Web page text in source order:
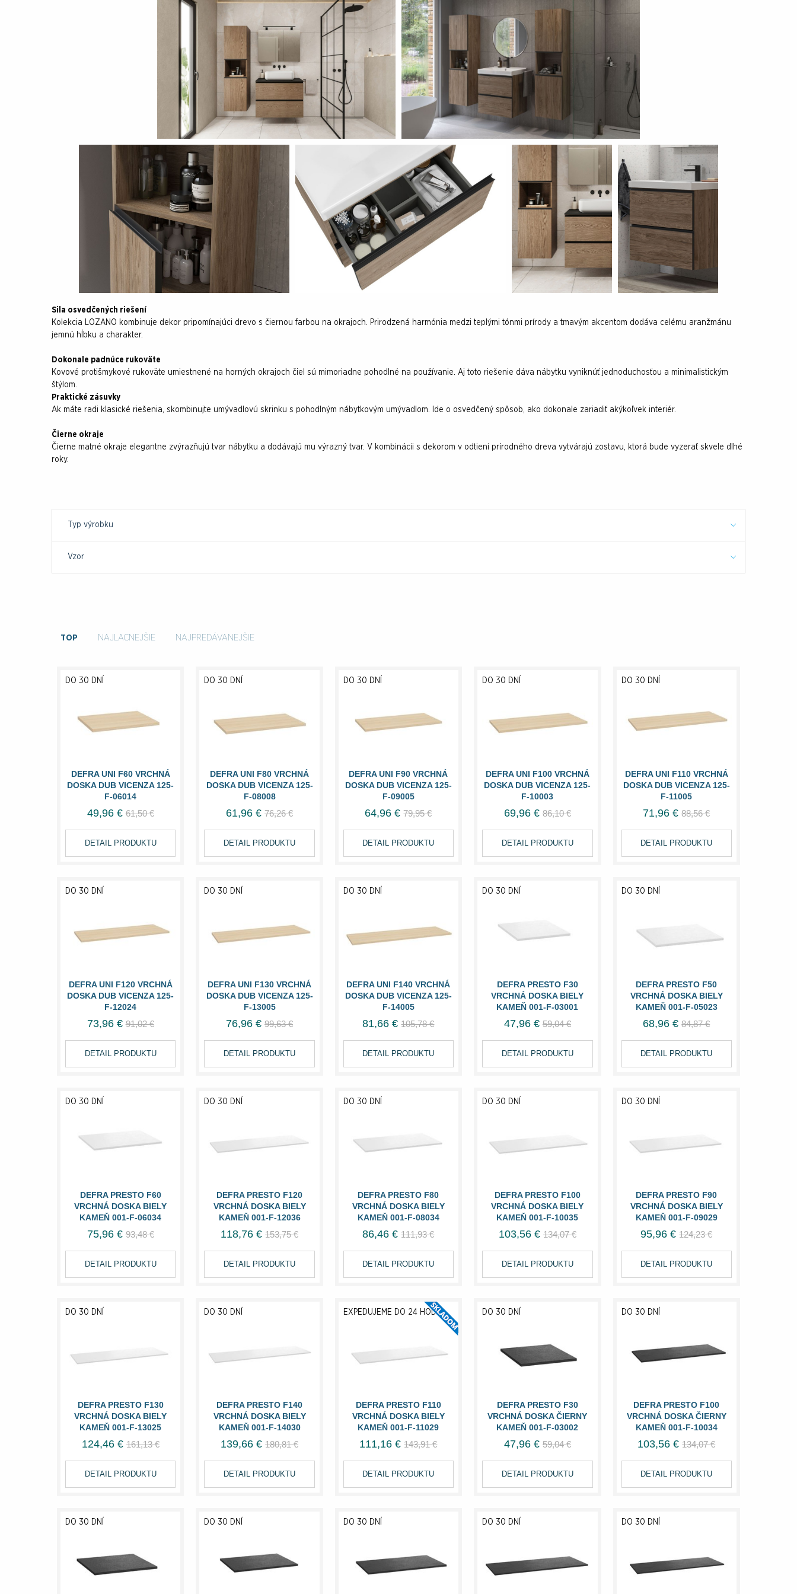
Sila osvedčených riešení
Kolekcia LOZANO kombinuje dekor pripomínajúci drevo s čiernou farbou na okrajoch. Prirodzená harmónia medzi teplými tónmi prírody a tmavým akcentom dodáva celému aranžmánu
jemnú hĺbku a charakter.
Dokonale padnúce rukoväte
Kovové protišmykové rukoväte umiestnené na horných okrajoch čiel sú mimoriadne pohodlné na používanie. Aj toto riešenie dáva nábytku vyniknúť jednoduchosťou a minimalistickým
štýlom.
Praktické zásuvky
Ak máte radi klasické riešenia, skombinujte umývadlovú skrinku s pohodlným nábytkovým umývadlom. Ide o osvedčený spôsob, ako dokonale zariadiť akýkoľvek interiér.
Čierne okraje
Čierne matné okraje elegantne zvýrazňujú tvar nábytku a dodávajú mu výrazný tvar. V kombinácii s dekorom v odtieni prírodného dreva vytvárajú zostavu, ktorá bude vyzerať skvele dlhé
roky.
Typ výrobku
Vzor
TOP NAJLACNEJŠIE NAJPREDÁVANEJŠIE
DEFRA UNI F60 VRCHNÁ
DOSKA DUB VICENZA 125-
F-06014
DO 30 DNÍ
49,96 € 61,50 €
DETAIL PRODUKTU
DEFRA UNI F80 VRCHNÁ
DOSKA DUB VICENZA 125-
F-08008
DO 30 DNÍ
61,96 € 76,26 €
DETAIL PRODUKTU
DEFRA UNI F90 VRCHNÁ
DOSKA DUB VICENZA 125-
F-09005
DO 30 DNÍ
64,96 € 79,95 €
DETAIL PRODUKTU
DEFRA UNI F100 VRCHNÁ
DOSKA DUB VICENZA 125-
F-10003
DO 30 DNÍ
69,96 € 86,10 €
DETAIL PRODUKTU
DEFRA UNI F110 VRCHNÁ
DOSKA DUB VICENZA 125-
F-11005
DO 30 DNÍ
71,96 € 88,56 €
DETAIL PRODUKTU
DEFRA UNI F120 VRCHNÁ
DOSKA DUB VICENZA 125-
F-12024
DO 30 DNÍ
73,96 € 91,02 €
DETAIL PRODUKTU
DEFRA UNI F130 VRCHNÁ
DOSKA DUB VICENZA 125-
F-13005
DO 30 DNÍ
76,96 € 99,63 €
DETAIL PRODUKTU
DEFRA UNI F140 VRCHNÁ
DOSKA DUB VICENZA 125-
F-14005
DO 30 DNÍ
81,66 € 105,78 €
DETAIL PRODUKTU
DEFRA PRESTO F30
VRCHNÁ DOSKA BIELY
KAMEŇ 001-F-03001
DO 30 DNÍ
47,96 € 59,04 €
DETAIL PRODUKTU
DEFRA PRESTO F50
VRCHNÁ DOSKA BIELY
KAMEŇ 001-F-05023
DO 30 DNÍ
68,96 € 84,87 €
DETAIL PRODUKTU
DEFRA PRESTO F60
VRCHNÁ DOSKA BIELY
KAMEŇ 001-F-06034
DO 30 DNÍ
75,96 € 93,48 €
DETAIL PRODUKTU
DEFRA PRESTO F120
VRCHNÁ DOSKA BIELY
KAMEŇ 001-F-12036
DO 30 DNÍ
118,76 € 153,75 €
DETAIL PRODUKTU
DEFRA PRESTO F80
VRCHNÁ DOSKA BIELY
KAMEŇ 001-F-08034
DO 30 DNÍ
86,46 € 111,93 €
DETAIL PRODUKTU
DEFRA PRESTO F100
VRCHNÁ DOSKA BIELY
KAMEŇ 001-F-10035
DO 30 DNÍ
103,56 € 134,07 €
DETAIL PRODUKTU
DEFRA PRESTO F90
VRCHNÁ DOSKA BIELY
KAMEŇ 001-F-09029
DO 30 DNÍ
95,96 € 124,23 €
DETAIL PRODUKTU
DEFRA PRESTO F130
VRCHNÁ DOSKA BIELY
KAMEŇ 001-F-13025
DO 30 DNÍ
124,46 € 161,13 €
DETAIL PRODUKTU
DEFRA PRESTO F140
VRCHNÁ DOSKA BIELY
KAMEŇ 001-F-14030
DO 30 DNÍ
139,66 € 180,81 €
DETAIL PRODUKTU
DEFRA PRESTO F110
VRCHNÁ DOSKA BIELY
KAMEŇ 001-F-11029
EXPEDUJEME DO 24 HODÍN
111,16 € 143,91 €
DETAIL PRODUKTU
DEFRA PRESTO F30
VRCHNÁ DOSKA ČIERNY
KAMEŇ 001-F-03002
DO 30 DNÍ
47,96 € 59,04 €
DETAIL PRODUKTU
DEFRA PRESTO F100
VRCHNÁ DOSKA ČIERNY
KAMEŇ 001-F-10034
DO 30 DNÍ
103,56 € 134,07 €
DETAIL PRODUKTU
DO 30 DNÍ DO 30 DNÍ DO 30 DNÍ DO 30 DNÍ DO 30 DNÍ